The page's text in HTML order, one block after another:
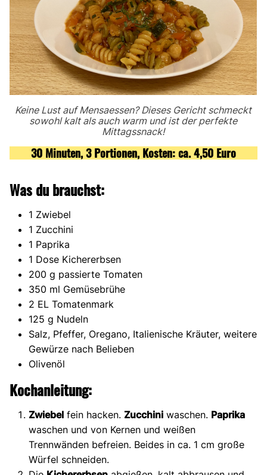
Keine Lust auf Mensaessen? Dieses Gericht schmeckt
sowohl kalt als auch warm und ist der perfekte
Mittagssnack!
30 Minuten, 3 Portionen, Kosten: ca. 4,50 Euro
Was du brauchst:
1 Zwiebel
1 Zucchini
1 Paprika
1 Dose Kichererbsen
200 g passierte Tomaten
350 ml Gemüsebrühe
2 EL Tomatenmark
125 g Nudeln
Salz, Pfeffer, Oregano, Italienische Kräuter, weitere
Gewürze nach Belieben
Olivenöl
Kochanleitung:
Zwiebel fein hacken. Zucchini waschen. Paprika
waschen und von Kernen und weißen
Trennwänden befreien. Beides in ca. 1 cm große
Würfel schneiden.